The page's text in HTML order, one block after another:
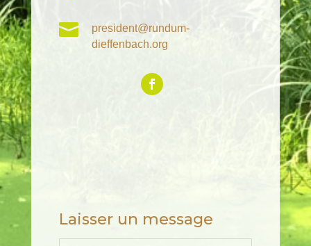

president@rundum-
dieffenbach.org
Laisser un message